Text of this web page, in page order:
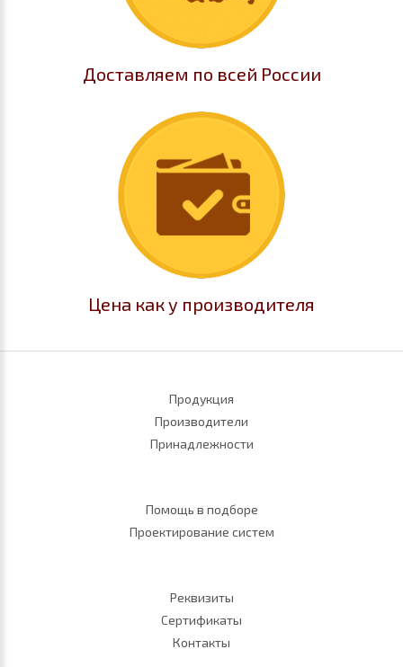
Доставляем по всей России
Цена как у производителя
Продукция
Производители
Принадлежности
Помощь в подборе
Проектирование систем
Реквизиты
Сертификаты
Контакты